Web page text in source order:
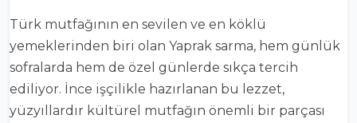
Türk mutfağının en sevilen ve en köklü
yemeklerinden biri olan Yaprak sarma, hem günlük
sofralarda hem de özel günlerde sıkça tercih
ediliyor. İnce işçilikle hazırlanan bu lezzet,
yüzyıllardır kültürel mutfağın önemli bir parçası